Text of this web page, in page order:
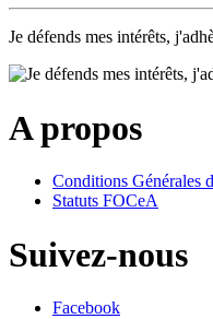
Je défends mes intérêts,
A propos
Conditions Générales
Statuts FOCeA
Suivez-nous
Facebook